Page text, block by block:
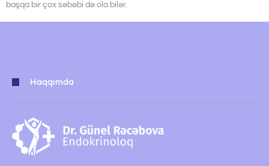
başqa bir çox səbəbi də ola bilər.
Haqqımda